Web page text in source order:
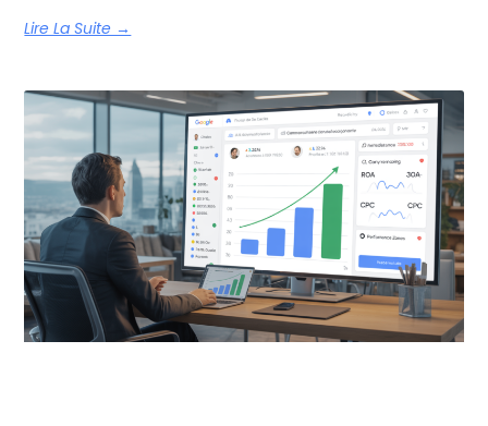
Lire La Suite →